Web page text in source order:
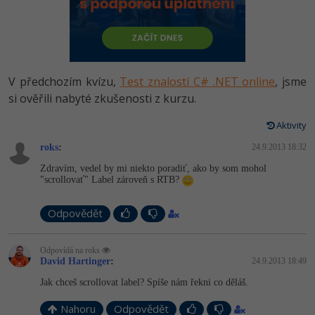
HTML5, CSS3, Bootstrap, SEO
SQL a databáze
Testování a verzování
ASP.NET MVC
Django
Best practices
JavaScript
Python
MS-SQL
SQLite
Vývojář mobilních aplikací
Specialista na AI a bigdata
C# Game developer
Webdesigner
Systémový administrátor
Grafik / UX/UI návrhář
Databázový analytik
Python -80%
JavaScript -80%
PHP
-80%
Kotlin -80%
C -80%
VB.NET
SQL
Návrh SW -80%
V předchozím kvízu, Test znalostí C# .NET online, jsme
si ověřili nabyté zkušenosti z kurzu.
Aktivity
roks: 24.9.2013 18:32
Zdravím, vedel by mi niekto poradiť, ako by som mohol
"scrollovať" Label zároveň s RTB?
Odpovědět
Odpovídá na roks
David Hartinger: 24.9.2013 18:49
Jak chceš scrollovat label? Spíše nám řekni co děláš.
Nahoru Odpovědět